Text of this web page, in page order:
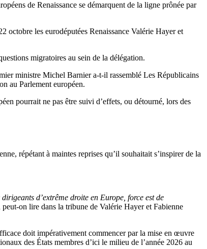
de Renaissance se démarquent de la ligne prônée par
octobre les eurodéputées Renaissance Valérie Hayer et
migratoires au sein de la délégation.
ministre Michel Barnier a-t-il rassemblé Les Républicains
au Parlement européen.
pourrait ne pas être suivi d’effets, ou détourné, lors des
répétant à maintes reprises qu’il souhaitait s’inspirer de la
d’extrême droite en Europe, force est de
peut-on lire dans la tribune de Valérie Hayer et Fabienne
doit impérativement commencer par la mise en œuvre
des États membres d’ici le milieu de l’année 2026 au